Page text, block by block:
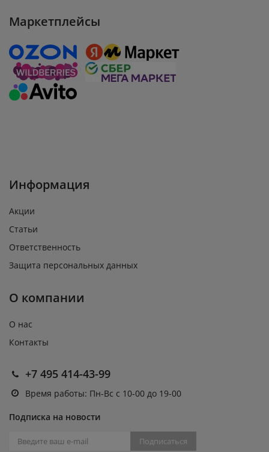
Маркетплейсы
Информация
Акции
Статьи
Ответственность
Защита персональных данных
О компании
О нас
Контакты
+7 495 414-43-99
Время работы: Пн-Вс с 10-00 до 19-00
Подписка на новости
Подписаться